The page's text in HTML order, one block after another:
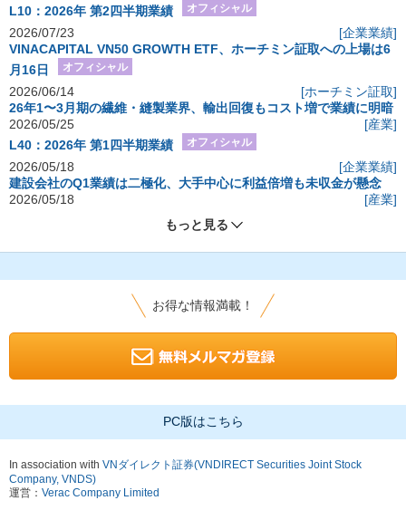
L10：2026年 第2四半期業績 オフィシャル
2026/07/23
[企業業績]
VINACAPITAL VN50 GROWTH ETF、ホーチミン証取への上場は6
月16日
オフィシャル
2026/06/14
[ホーチミン証取]
26年1〜3月期の繊維・縫製業界、輸出回復もコスト増で業績に明暗
2026/05/25
[産業]
L40：2026年 第1四半期業績
オフィシャル
2026/05/18
[企業業績]
建設会社のQ1業績は二極化、大手中心に利益倍増も未収金が懸念
2026/05/18
[産業]
もっと見る
お得な情報満載！
PC版はこちら
In association with VNダイレクト証券(VNDIRECT Securities Joint Stock
Company, VNDS)
運営： Verac Company Limited